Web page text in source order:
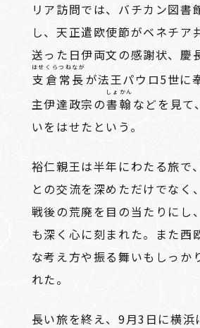
リア訪問では、バチカン図書
し、天正遣欧使節がベネチア
送った日伊両文の感謝状、慶
支倉常長
はせくらつねなが
が法王パウロ5世に
主伊達政宗の書翰
しょかん
などを見て
いをはせたという。
裕仁親王は半年にわたる旅で
との交流を深めただけでなく
戦後の荒廃を目の当たりにし
も深く心に刻まれた。また西
な考え方や振る舞いもしっか
れた。
長い旅を終え、9月3日に横浜